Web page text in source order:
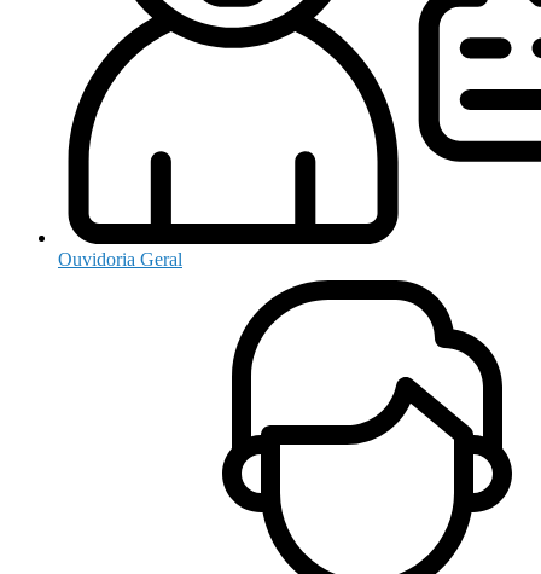
Ouvidoria Geral